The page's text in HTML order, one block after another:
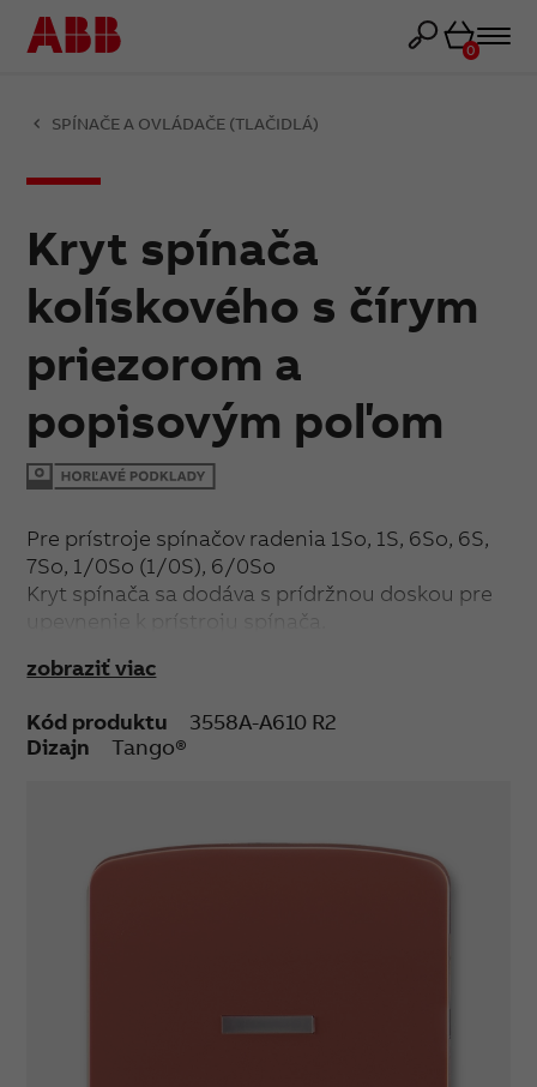
Košík
0
SPÍNAČE A OVLÁDAČE (TLAČIDLÁ)
Kryt spínača
kolískového s čírym
priezorom a
popisovým poľom
Pre prístroje spínačov radenia 1So, 1S, 6So, 6S,
7So, 1/0So (1/0S), 6/0So
Kryt spínača sa dodáva s prídržnou doskou pre
upevnenie k prístroju spínača.
zobraziť viac
Kód produktu
3558A-A610 R2
Dizajn
Tango®